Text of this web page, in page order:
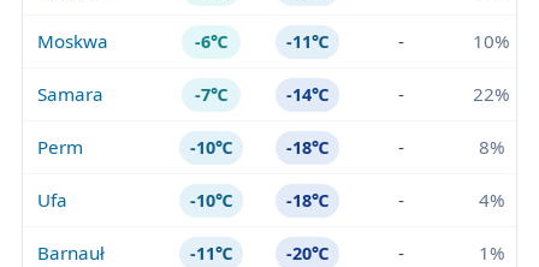
Moskwa -6℃ -11℃ - 10%
Samara -7℃ -14℃ - 22%
Perm -10℃ -18℃ - 8%
Ufa -10℃ -18℃ - 4%
Barnauł -11℃ -20℃ - 1%